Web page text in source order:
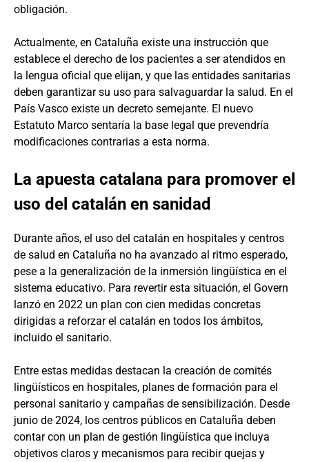
obligación.
Actualmente, en Cataluña existe una instrucción que
establece el derecho de los pacientes a ser atendidos en
la lengua oficial que elijan, y que las entidades sanitarias
deben garantizar su uso para salvaguardar la salud. En el
País Vasco existe un decreto semejante. El nuevo
Estatuto Marco sentaría la base legal que prevendría
modificaciones contrarias a esta norma.
La apuesta catalana para promover el
uso del catalán en sanidad
Durante años, el uso del catalán en hospitales y centros
de salud en Cataluña no ha avanzado al ritmo esperado,
pese a la generalización de la inmersión lingüística en el
sistema educativo. Para revertir esta situación, el Govern
lanzó en 2022 un plan con cien medidas concretas
dirigidas a reforzar el catalán en todos los ámbitos,
incluido el sanitario.
Entre estas medidas destacan la creación de comités
lingüísticos en hospitales, planes de formación para el
personal sanitario y campañas de sensibilización. Desde
junio de 2024, los centros públicos en Cataluña deben
contar con un plan de gestión lingüística que incluya
objetivos claros y mecanismos para recibir quejas y